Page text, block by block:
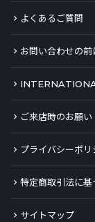
よくあるご質問
お問い合わせの前
ご来店時のお願い
プライバシーポリ
特定商取引法に基
サイトマップ